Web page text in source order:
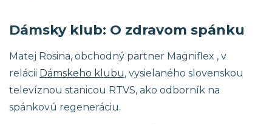
Dámsky klub: O zdravom spánku
Matej Rosina, obchodný partner Magniflex , v
relácii Dámskeho klubu, vysielaného slovenskou
televíznou stanicou RTVS, ako odborník na
spánkovú regeneráciu.